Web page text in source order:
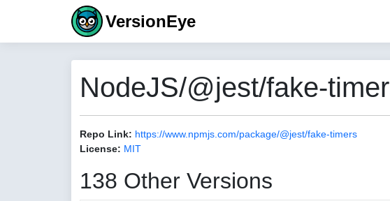
VersionEye
NodeJS/@jest/fake-
Repo Link: https://www.npmjs.com/package/@jest/fake-timers
License: MIT
138 Other Versions